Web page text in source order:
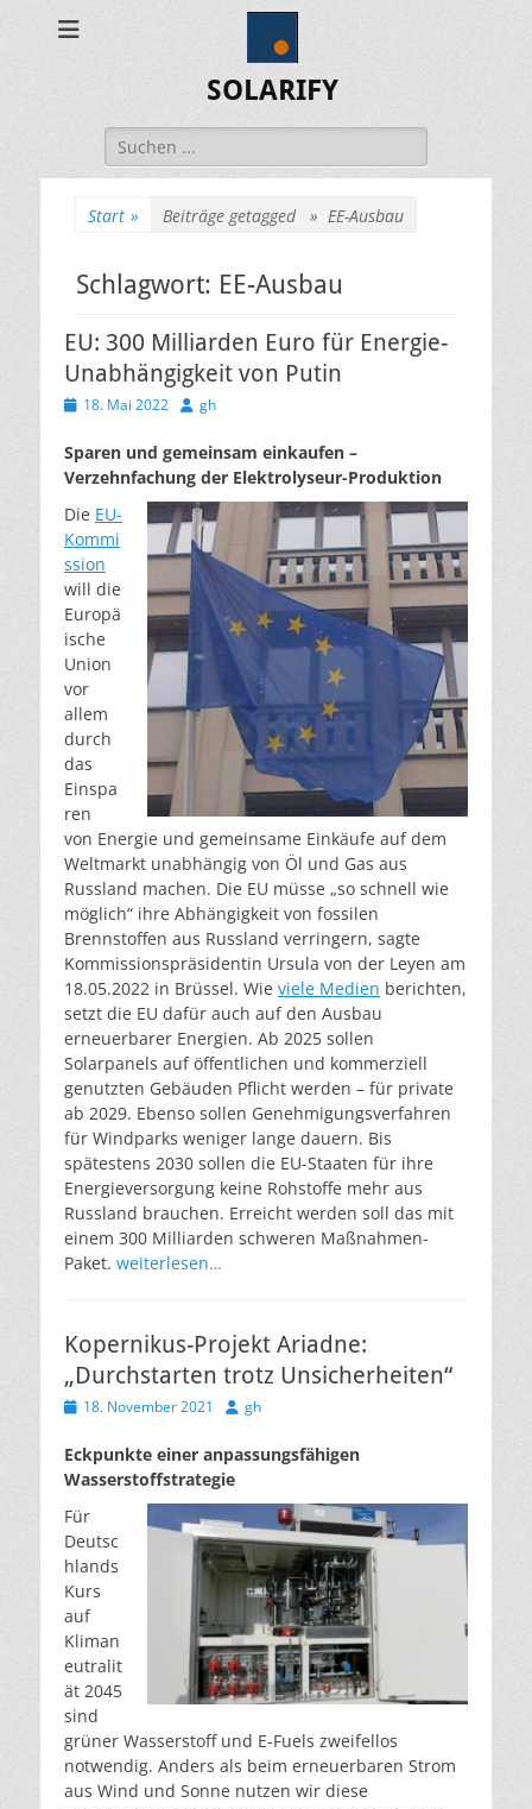
SOLARIFY
Suchen
nach:
Start » Beiträge getagged » EE-Ausbau
Schlagwort: EE-Ausbau
EU: 300 Milliarden Euro für Energie-
Unabhängigkeit von Putin
Veröffentlicht
18. Mai 2022 Autor
gh
Sparen und gemeinsam einkaufen –
Verzehnfachung der Elektrolyseur-Produktion
Die EU-
Kommi
ssion
will die
Europä
ische
Union
vor
allem
durch
das
Einspa
ren
von Energie und gemeinsame Einkäufe auf dem
Weltmarkt unabhängig von Öl und Gas aus
Russland machen. Die EU müsse „so schnell wie
möglich“ ihre Abhängigkeit von fossilen
Brennstoffen aus Russland verringern, sagte
Kommissionspräsidentin Ursula von der Leyen am
18.05.2022 in Brüssel. Wie viele Medien berichten,
setzt die EU dafür auch auf den Ausbau
erneuerbarer Energien. Ab 2025 sollen
Solarpanels auf öffentlichen und kommerziell
genutzten Gebäuden Pflicht werden – für private
ab 2029. Ebenso sollen Genehmigungsverfahren
für Windparks weniger lange dauern. Bis
spätestens 2030 sollen die EU-Staaten für ihre
Energieversorgung keine Rohstoffe mehr aus
Russland brauchen. Erreicht werden soll das mit
einem 300 Milliarden schweren Maßnahmen-
Paket. weiterlesen…
Kopernikus-Projekt Ariadne:
„Durchstarten trotz Unsicherheiten“
Veröffentlicht
18. November 2021 Autor
gh
Eckpunkte einer anpassungsfähigen
Wasserstoffstrategie
Für
Deutsc
hlands
Kurs
auf
Kliman
eutralit
ät 2045
sind
grüner Wasserstoff und E-Fuels zweifellos
notwendig. Anders als beim erneuerbaren Strom
aus Wind und Sonne nutzen wir diese